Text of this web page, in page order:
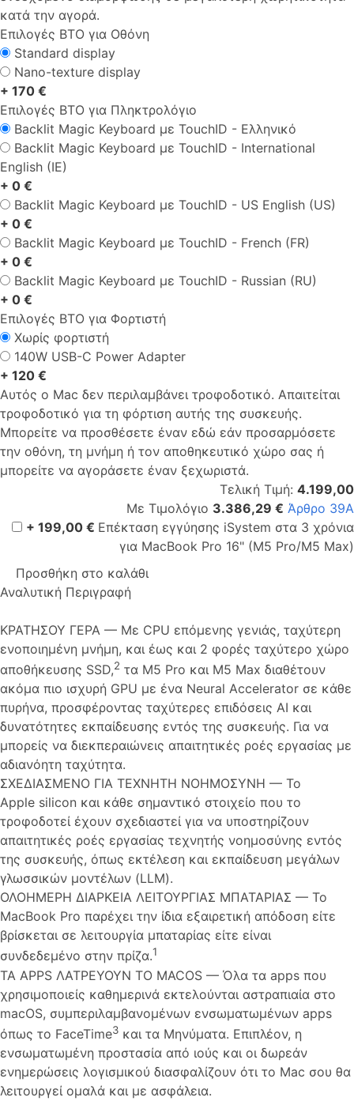
κατά την αγορά.
Επιλογές ΒΤΟ για Οθόνη
Standard display
Nano-texture display
+ 170 €
Επιλογές ΒΤΟ για Πληκτρολόγιο
Backlit Magic Keyboard με TouchID - Ελληνικό
Backlit Magic Keyboard με TouchID - International
English (IE)
+ 0 €
Backlit Magic Keyboard με TouchID - US English (US)
+ 0 €
Backlit Magic Keyboard με TouchID - French (FR)
+ 0 €
Backlit Magic Keyboard με TouchID - Russian (RU)
+ 0 €
Επιλογές ΒΤΟ για Φορτιστή
Χωρίς φορτιστή
140W USB-C Power Adapter
+ 120 €
Αυτός ο Mac δεν περιλαμβάνει τροφοδοτικό. Απαιτείται
τροφοδοτικό για τη φόρτιση αυτής της συσκευής.
Μπορείτε να προσθέσετε έναν εδώ εάν προσαρμόσετε
την οθόνη, τη μνήμη ή τον αποθηκευτικό χώρο σας ή
μπορείτε να αγοράσετε έναν ξεχωριστά.
Τελική Τιμή: 4.199,00
Με Τιμολόγιο 3.386,29 € Άρθρο 39Α
+ 199,00 € Επέκταση εγγύησης iSystem στα 3 χρόνια
για MacBook Pro 16" (M5 Pro/M5 Max)
Προσθήκη στο καλάθι
Αναλυτική Περιγραφή
ΚΡΑΤΗΣΟΥ ΓΕΡΑ — Με CPU επόμενης γενιάς, ταχύτερη
ενοποιημένη μνήμη, και έως και 2 φορές ταχύτερο χώρο
αποθήκευσης SSD,2 τα M5 Pro και M5 Max διαθέτουν
ακόμα πιο ισχυρή GPU με ένα Neural Accelerator σε κάθε
πυρήνα, προσφέροντας ταχύτερες επιδόσεις AI και
δυνατότητες εκπαίδευσης εντός της συσκευής. Για να
μπορείς να διεκπεραιώνεις απαιτητικές ροές εργασίας με
αδιανόητη ταχύτητα.
ΣΧΕΔΙΑΣΜΕΝΟ ΓΙΑ ΤΕΧΝΗΤΗ ΝΟΗΜΟΣΥΝΗ — Το
Apple silicon και κάθε σημαντικό στοιχείο που το
τροφοδοτεί έχουν σχεδιαστεί για να υποστηρίζουν
απαιτητικές ροές εργασίας τεχνητής νοημοσύνης εντός
της συσκευής, όπως εκτέλεση και εκπαίδευση μεγάλων
γλωσσικών μοντέλων (LLM).
ΟΛΟΗΜΕΡΗ ΔΙΑΡΚΕΙΑ ΛΕΙΤΟΥΡΓΙΑΣ ΜΠΑΤΑΡΙΑΣ — Το
MacBook Pro παρέχει την ίδια εξαιρετική απόδοση είτε
βρίσκεται σε λειτουργία μπαταρίας είτε είναι
συνδεδεμένο στην πρίζα.1
ΤΑ APPS ΛΑΤΡΕΥΟΥΝ ΤΟ MACOS — Όλα τα apps που
χρησιμοποιείς καθημερινά εκτελούνται αστραπιαία στο
macOS, συμπεριλαμβανομένων ενσωματωμένων apps
όπως το FaceTime3 και τα Μηνύματα. Επιπλέον, η
ενσωματωμένη προστασία από ιούς και οι δωρεάν
ενημερώσεις λογισμικού διασφαλίζουν ότι το Mac σου θα
λειτουργεί ομαλά και με ασφάλεια.